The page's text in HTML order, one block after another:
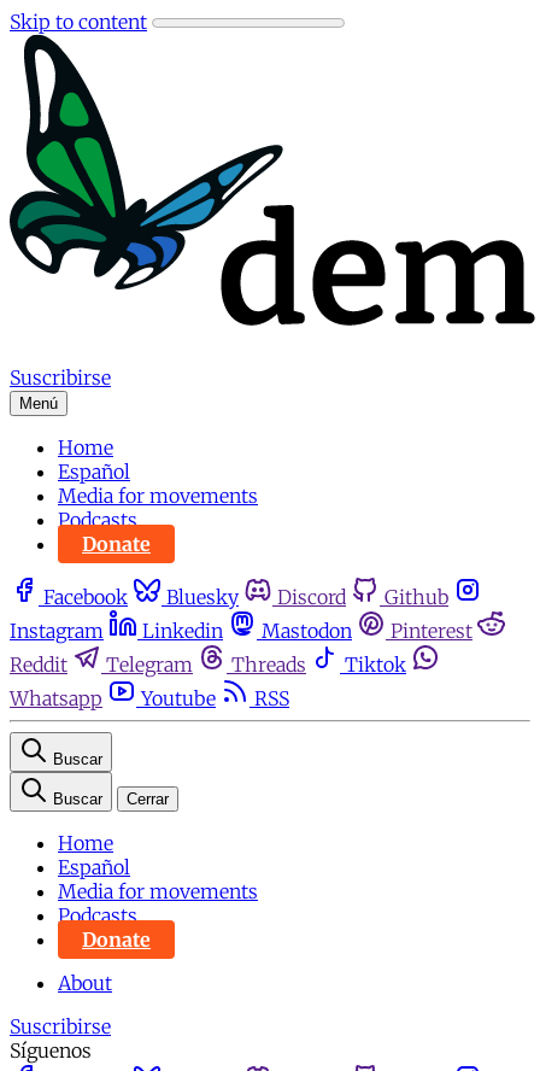
Skip to content
Suscribirse
Menú
Home
Español
Media for movements
Podcasts
Donate
Facebook Bluesky Discord
Github
Instagram
Linkedin Mastodon
Pinterest
Reddit
Telegram Threads
Tiktok
Whatsapp
Youtube RSS
Buscar
Buscar Cerrar
Home
Español
Media for movements
Podcasts
Donate
About
Suscribirse
Síguenos